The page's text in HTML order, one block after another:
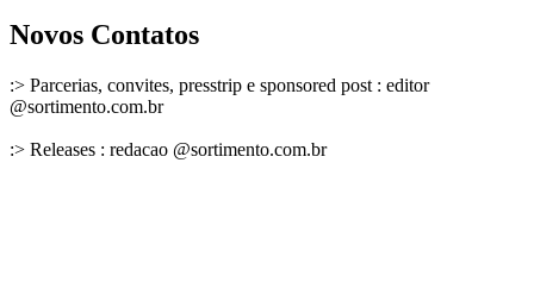
Novos Contatos
:> Parcerias, convites, presstrip e sponsored post : editor
@sortimento.com.br
:> Releases : redacao @sortimento.com.br